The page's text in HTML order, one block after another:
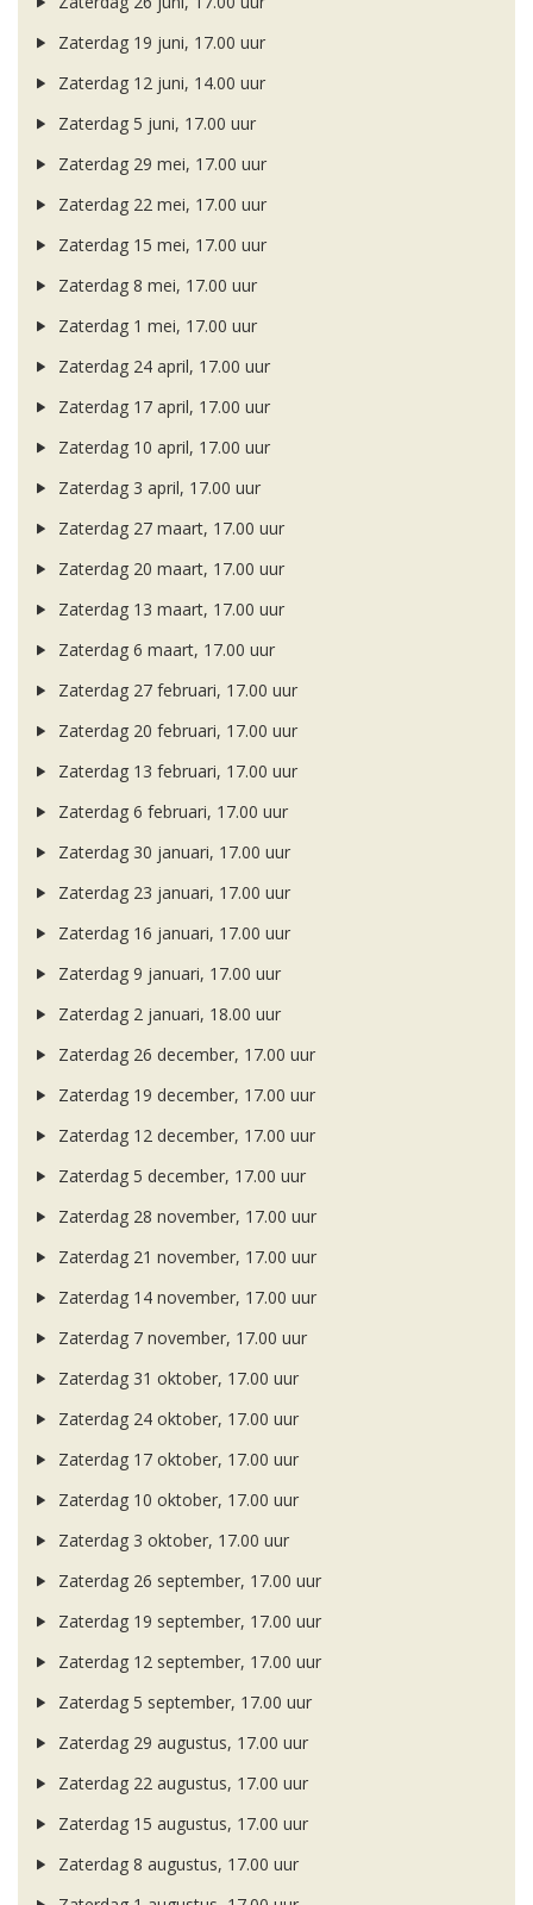
Zaterdag 19 juni, 17.00 uur
Zaterdag 12 juni, 14.00 uur
Zaterdag 5 juni, 17.00 uur
Zaterdag 29 mei, 17.00 uur
Zaterdag 22 mei, 17.00 uur
Zaterdag 15 mei, 17.00 uur
Zaterdag 8 mei, 17.00 uur
Zaterdag 1 mei, 17.00 uur
Zaterdag 24 april, 17.00 uur
Zaterdag 17 april, 17.00 uur
Zaterdag 10 april, 17.00 uur
Zaterdag 3 april, 17.00 uur
Zaterdag 27 maart, 17.00 uur
Zaterdag 20 maart, 17.00 uur
Zaterdag 13 maart, 17.00 uur
Zaterdag 6 maart, 17.00 uur
Zaterdag 27 februari, 17.00 uur
Zaterdag 20 februari, 17.00 uur
Zaterdag 13 februari, 17.00 uur
Zaterdag 6 februari, 17.00 uur
Zaterdag 30 januari, 17.00 uur
Zaterdag 23 januari, 17.00 uur
Zaterdag 16 januari, 17.00 uur
Zaterdag 9 januari, 17.00 uur
Zaterdag 2 januari, 18.00 uur
Zaterdag 26 december, 17.00 uur
Zaterdag 19 december, 17.00 uur
Zaterdag 12 december, 17.00 uur
Zaterdag 5 december, 17.00 uur
Zaterdag 28 november, 17.00 uur
Zaterdag 21 november, 17.00 uur
Zaterdag 14 november, 17.00 uur
Zaterdag 7 november, 17.00 uur
Zaterdag 31 oktober, 17.00 uur
Zaterdag 24 oktober, 17.00 uur
Zaterdag 17 oktober, 17.00 uur
Zaterdag 10 oktober, 17.00 uur
Zaterdag 3 oktober, 17.00 uur
Zaterdag 26 september, 17.00 uur
Zaterdag 19 september, 17.00 uur
Zaterdag 12 september, 17.00 uur
Zaterdag 5 september, 17.00 uur
Zaterdag 29 augustus, 17.00 uur
Zaterdag 22 augustus, 17.00 uur
Zaterdag 15 augustus, 17.00 uur
Zaterdag 8 augustus, 17.00 uur